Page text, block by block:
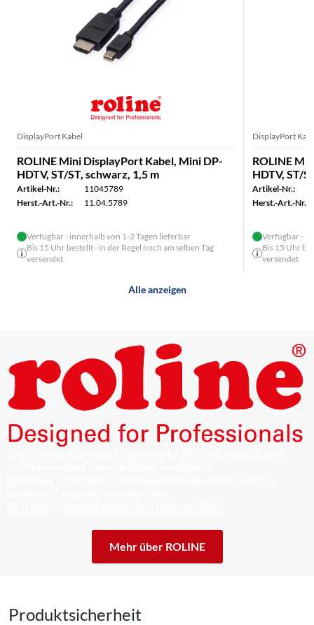
DisplayPort Kabel
ROLINE Mini DisplayPort Kabel, Mini DP-
HDTV, ST/ST, schwarz, 1,5 m
Artikel-Nr.:
11045789
Herst.-Art.-Nr.:
11.04.5789
Verfügbar - innerhalb von 1-2 Tagen lieferbar
Bis 15 Uhr bestellt - in der Regel noch am selben Tag
versendet
DisplayPort
ROLINE
HDTV, ST/
Artikel-Nr.:
Herst.-Art.-Nr.:
Verfügbar -
Bis 15 Uhr
versendet
Alle anzeigen
Mehr über ROLINE
Produktsicherheit